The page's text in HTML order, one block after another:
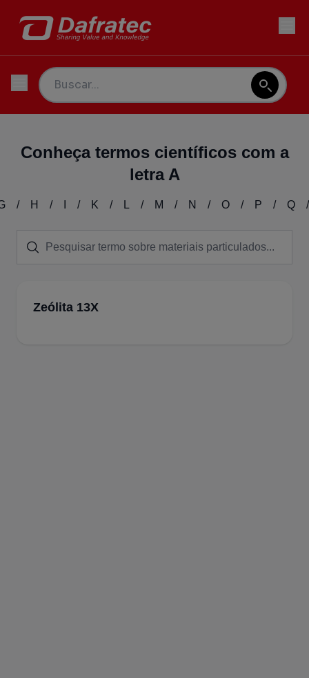
Conheça termos científicos com a
letra A
/ H / / K / L / M / N / O / P / Q /
Zeólita 13X